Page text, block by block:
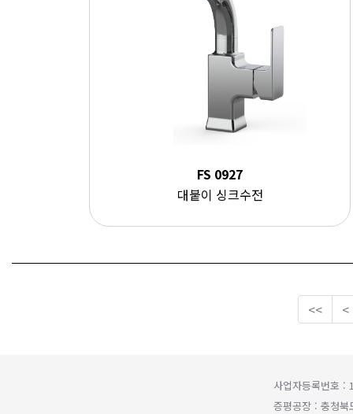
FS 0927
대붙이 싱크수전
<< <
사업자등록번호 :
증평공장 : 충청